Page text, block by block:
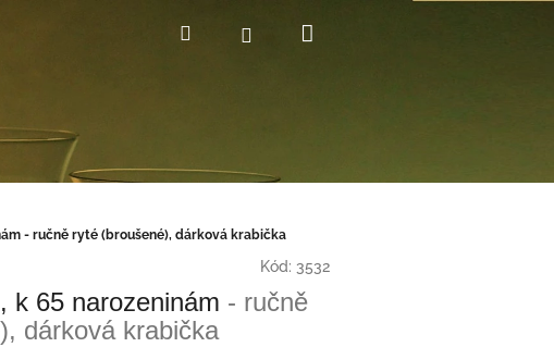
HledatPřihlášení
- ručně ryté (broušené), dárková krabička
Kód: 3532
k 65 narozeninám - ručně
dárková krabička